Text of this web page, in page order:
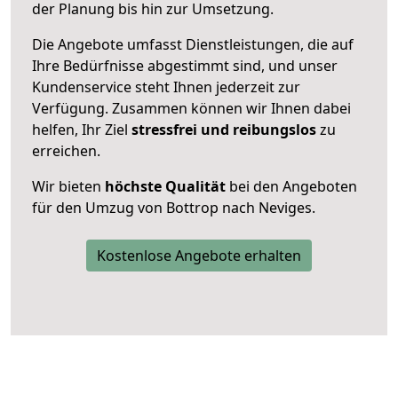
der Planung bis hin zur Umsetzung.
Die Angebote umfasst Dienstleistungen, die auf
Ihre Bedürfnisse abgestimmt sind, und unser
Kundenservice steht Ihnen jederzeit zur
Verfügung. Zusammen können wir Ihnen dabei
helfen, Ihr Ziel stressfrei und reibungsloszu
erreichen.
Wir bieten höchste Qualität bei den Angeboten
für den Umzug von Bottrop nach Neviges.
Kostenlose Angebote erhalten